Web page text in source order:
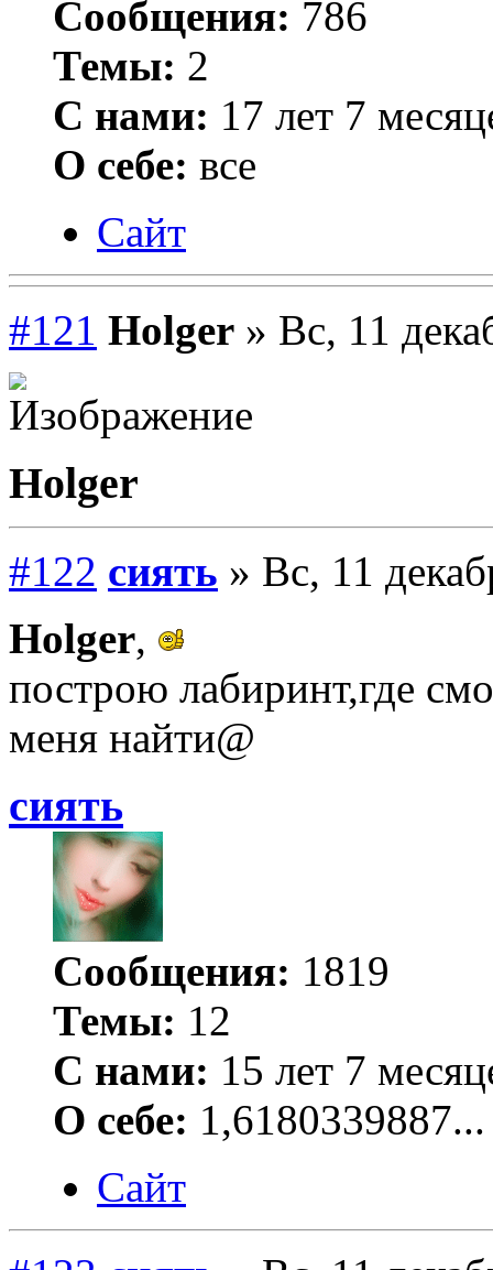
Сообщения: 786
Темы: 2
С нами: 17 лет 7
О себе: все
Сайт
#121 Holger » Вс, 11
Holger
#122 сиять » Вс, 11
Holger,
построю лабиринт,где
меня найти@
сиять
Сообщения: 1819
Темы: 12
С нами: 15 лет 7
О себе: 1,6180339887...
Сайт